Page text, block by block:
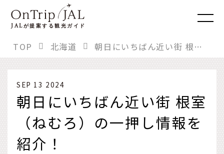
JALが提案する観光ガイド
TOP 北海道 朝日にいちばん近い街 根室（ねむろ）の一押し情報を紹介！
SEP 13 2024
朝日にいちばん近い街 根室
（ねむろ）の一押し情報を
紹介！